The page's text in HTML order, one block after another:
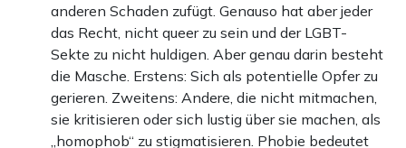
anderen Schaden zufügt. Genauso hat aber jeder
das Recht, nicht queer zu sein und der LGBT-
Sekte zu nicht huldigen. Aber genau darin besteht
die Masche. Erstens: Sich als potentielle Opfer zu
gerieren. Zweitens: Andere, die nicht mitmachen,
sie kritisieren oder sich lustig über sie machen, als
„homophob“ zu stigmatisieren. Phobie bedeutet